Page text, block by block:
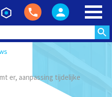
er, aanpassing tijdelijke